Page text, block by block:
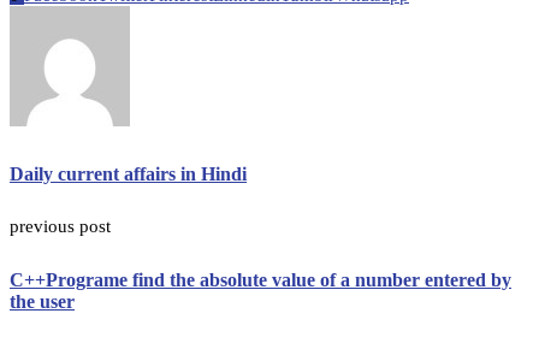
Daily current affairs in Hindi
previous post
C++Programe find the absolute value of a number entered by
the user